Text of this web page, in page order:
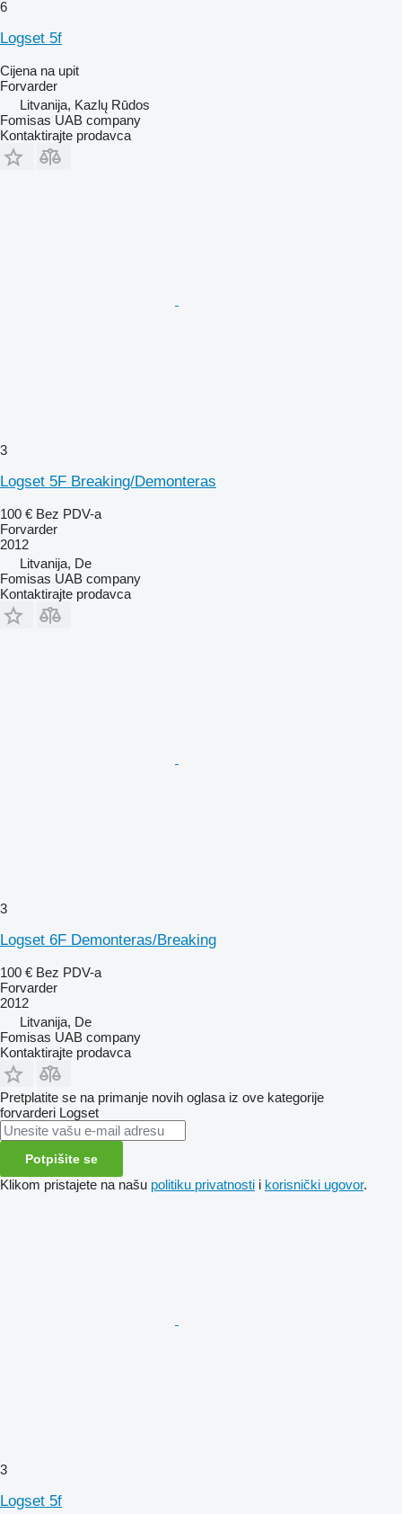
6
Logset 5f
Cijena na upit
Forvarder
Litvanija, Kazlų Rūdos
Fomisas UAB company
Kontaktirajte prodavca
3
Logset 5F Breaking/Demonteras
100 € Bez PDV-a
Forvarder
2012
Litvanija, De
Fomisas UAB company
Kontaktirajte prodavca
3
Logset 6F Demonteras/Breaking
100 € Bez PDV-a
Forvarder
2012
Litvanija, De
Fomisas UAB company
Kontaktirajte prodavca
Pretplatite se na primanje novih oglasa iz ove kategorije
forvarderi Logset
Potpišite se
Klikom pristajete na našu politiku privatnosti i korisnički ugovor.
3
Logset 5f